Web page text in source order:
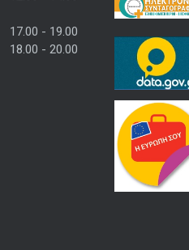
17.00 - 19.00
18.00 - 20.00